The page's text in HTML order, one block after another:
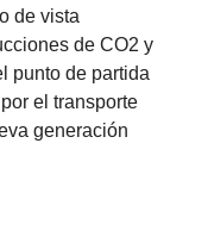
de vista
de CO2 y
punto de partida
el transporte
generación